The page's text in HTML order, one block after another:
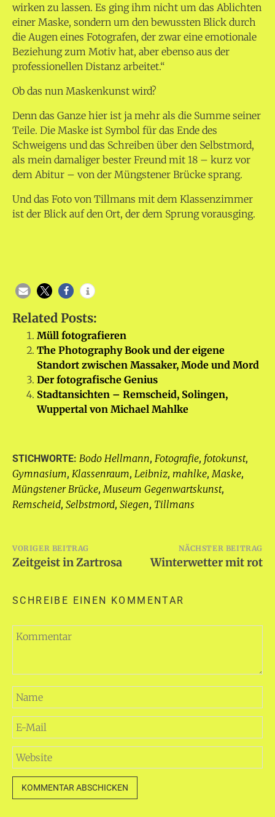
wirken zu lassen. Es ging ihm nicht um das Ablichten
einer Maske, sondern um den bewussten Blick durch
die Augen eines Fotografen, der zwar eine emotionale
Beziehung zum Motiv hat, aber ebenso aus der
professionellen Distanz arbeitet.“
Ob das nun Maskenkunst wird?
Denn das Ganze hier ist ja mehr als die Summe seiner
Teile. Die Maske ist Symbol für das Ende des
Schweigens und das Schreiben über den Selbstmord,
als mein damaliger bester Freund mit 18 – kurz vor
dem Abitur – von der Müngstener Brücke sprang.
Und das Foto von Tillmans mit dem Klassenzimmer
ist der Blick auf den Ort, der dem Sprung vorausging.
Related Posts:
Müll fotografieren
The Photography Book und der eigene
Standort zwischen Massaker, Mode und Mord
Der fotografische Genius
Stadtansichten – Remscheid, Solingen,
Wuppertal von Michael Mahlke
STICHWORTE: Bodo Hellmann, Fotografie, fotokunst,
Gymnasium, Klassenraum, Leibniz, mahlke,Maske,
Müngstener Brücke,Museum Gegenwartskunst,
Remscheid, Selbstmord, Siegen, Tillmans
Beitragsnavigation
VORIGER BEITRAG
Zeitgeist in Zartrosa
NÄCHSTER BEITRAG
Winterwetter mit rot
SCHREIBE EINEN KOMMENTAR